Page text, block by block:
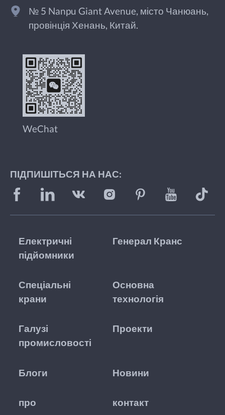
№ 5 Nanpu Giant Avenue, місто Чанюань,
провінція Хенань, Китай.
WeChat
ПІДПИШІТЬСЯ НА НАС:
Електричні
підйомники
Генерал Кранс
Спеціальні
крани
Основна
технологія
Галузі
промисловості
Проекти
Блоги Новини
про контакт